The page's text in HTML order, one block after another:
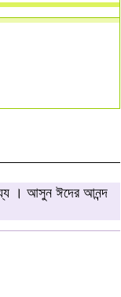
। আসুন ঈদের আনন্দ